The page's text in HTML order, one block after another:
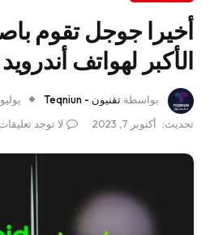
أخيرا جوجل تقوم
الأكبر لهواتف أندرويد
بواسطة تقنيون - Teqniun يوليو 17, 2020
تحديث:
أكتوبر 7, 2023 لا توجد تعليقات